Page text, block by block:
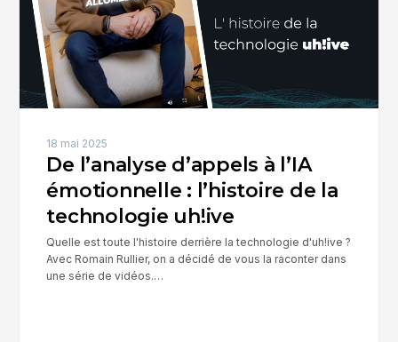
l’histoire
technologie
18 mai 2025
De l’analyse d’appels à l’IA
émotionnelle : l’histoire de la
technologie uh!ive
Quelle est toute l'histoire derrière la technologie d'uh!ive ?
Avec Romain Rullier, on a décidé de vous la raconter dans
une série de vidéos.…